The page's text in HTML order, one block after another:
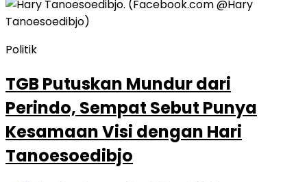
Politik
TGB Putuskan Mundur dari
Perindo, Sempat Sebut Punya
Kesamaan Visi dengan Hari
Tanoesoedibjo